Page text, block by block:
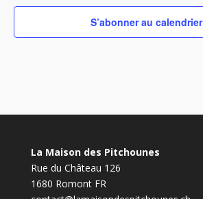
S’abonner au calendrier
La Maison des Pitchounes
Rue du Château 126
1680 Romont FR